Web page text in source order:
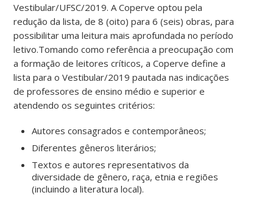
Vestibular/UFSC/2019. A Coperve optou pela
redução da lista, de 8 (oito) para 6 (seis) obras, para
possibilitar uma leitura mais aprofundada no período
letivo.Tomando como referência a preocupação com
a formação de leitores críticos, a Coperve define a
lista para o Vestibular/2019 pautada nas indicações
de professores de ensino médio e superior e
atendendo os seguintes critérios:
Autores consagrados e contemporâneos;
Diferentes gêneros literários;
Textos e autores representativos da
diversidade de gênero, raça, etnia e regiões
(incluindo a literatura local).